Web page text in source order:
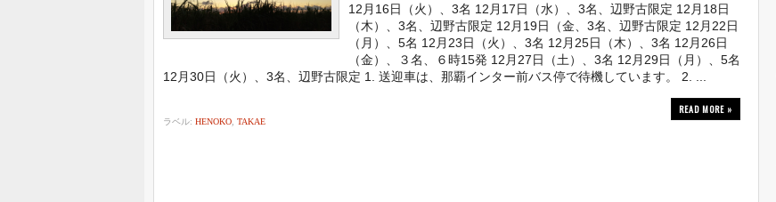
12月16日（火）、3名 12月17日（水）、3名、辺野古限定 12月18日
（木）、3名、辺野古限定 12月19日（金、3名、辺野古限定 12月22日
（月）、5名 12月23日（火）、3名 12月25日（木）、3名 12月26日
（金）、３名、６時15発 12月27日（土）、3名 12月29日（月）、5名
12月30日（火）、3名、辺野古限定 1. 送迎車は、那覇インター前バス停で待機しています。 2. ...
READ MORE »
ラベル: HENOKO TAKAE